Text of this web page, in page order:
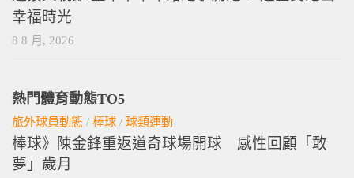
幸福時光
8 8 月, 2026
熱門體育動態TO5
旅外球員動態 / 棒球 / 球類運動
棒球》陳金鋒重返道奇球場開球 感性回顧「敢
夢」歲月